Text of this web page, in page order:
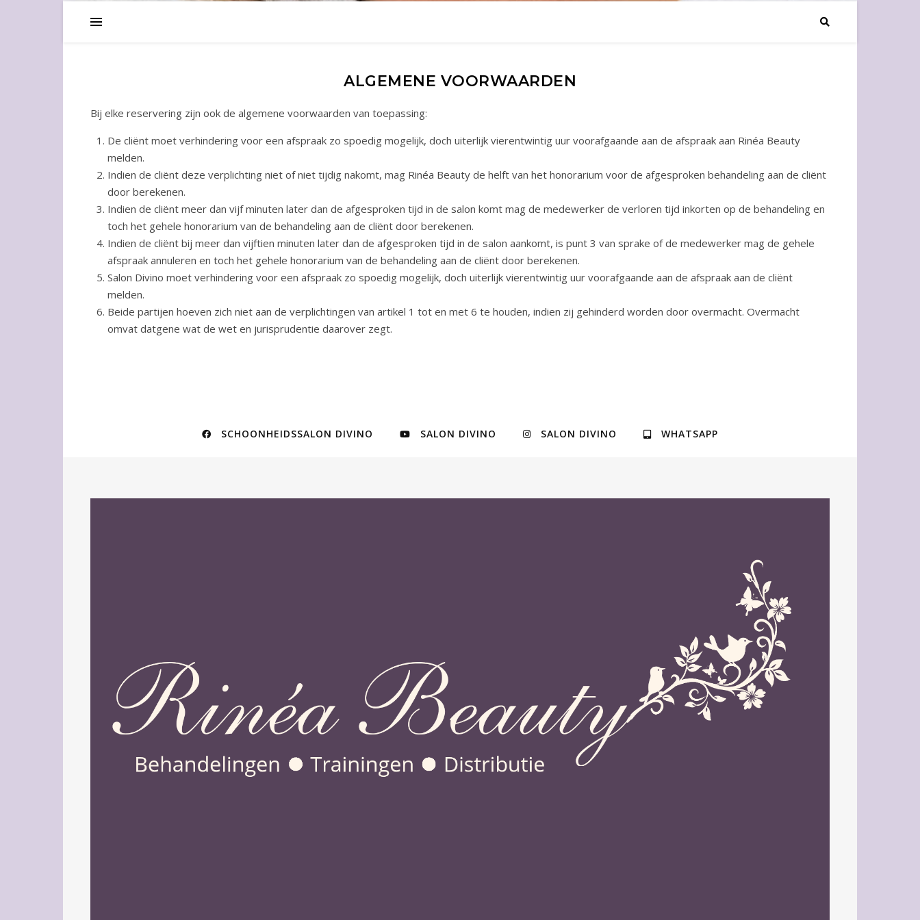
ALGEMENE VOORWAARDEN
Bij elke reservering zijn ook de algemene voorwaarden van toepassing:
De cliënt moet verhindering voor een afspraak zo spoedig mogelijk, doch uiterlijk vierentwintig uur voorafgaande aan de afspraak aan Rinéa Beauty
melden.
Indien de cliënt deze verplichting niet of niet tijdig nakomt, mag Rinéa Beauty de helft van het honorarium voor de afgesproken behandeling aan de cliënt
door berekenen.
Indien de cliënt meer dan vijf minuten later dan de afgesproken tijd in de salon komt mag de medewerker de verloren tijd inkorten op de behandeling en
toch het gehele honorarium van de behandeling aan de cliënt door berekenen.
Indien de cliënt bij meer dan vijftien minuten later dan de afgesproken tijd in de salon aankomt, is punt 3 van sprake of de medewerker mag de gehele
afspraak annuleren en toch het gehele honorarium van de behandeling aan de cliënt door berekenen.
Salon Divino moet verhindering voor een afspraak zo spoedig mogelijk, doch uiterlijk vierentwintig uur voorafgaande aan de afspraak aan de cliënt
melden.
Beide partijen hoeven zich niet aan de verplichtingen van artikel 1 tot en met 6 te houden, indien zij gehinderd worden door overmacht. Overmacht
omvat datgene wat de wet en jurisprudentie daarover zegt.
SCHOONHEIDSSALON DIVINO SALON DIVINO SALON DIVINO WHATSAPP